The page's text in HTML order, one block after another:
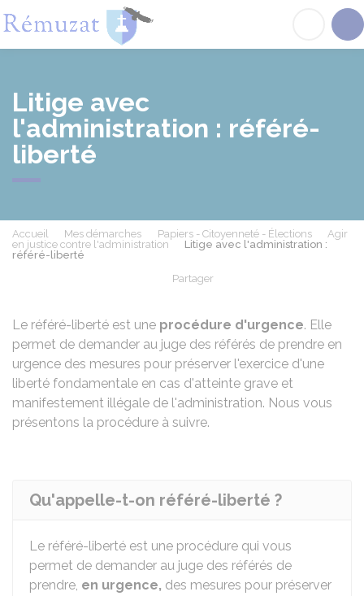
Litige avec
l'administration : référé-
liberté
Accueil Mes démarches Papiers - Citoyenneté - Élections
Agir
en justice contre l'administration
Litige avec l'administration :
référé-liberté
Partager
Le référé-liberté est une procédure d'urgence. Elle
permet de demander au juge des référés de prendre en
urgence des mesures pour préserver l'exercice d'une
liberté fondamentale en cas d'atteinte grave et
manifestement illégale de l'administration. Nous vous
présentons la procédure à suivre.
Qu'appelle-t-on référé-liberté ?
Le référé-liberté est une procédure qui vous
permet de demander au juge des référés de
prendre, en urgence, des mesures pour préserver